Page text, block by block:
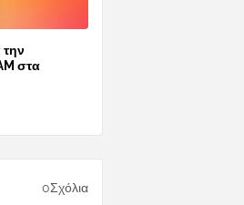
την
στα
0Σχόλια